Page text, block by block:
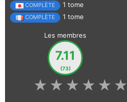
COMPLÈTE 1 tome
COMPLÈTE 1 tome
Les membres
7.11
(73)
★
★
★
★
★
★